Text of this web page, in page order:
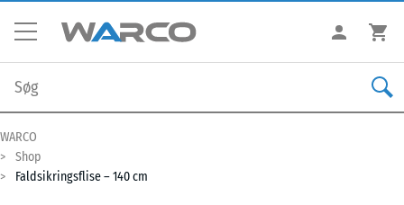
WARCO
Shop
Faldsikringsflise – 140 cm